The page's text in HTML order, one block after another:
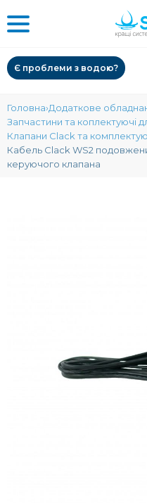
Є проблеми з водою?
Головна Додаткове
Запчастини та коплектуючі
Клапани Clack та
Кабель Clack WS2
керуючого клапана